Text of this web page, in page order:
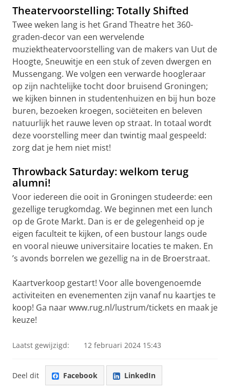
Theatervoorstelling: Totally Shifted
Twee weken lang is het Grand Theatre het 360-
graden-decor van een wervelende
muziektheatervoorstelling van de makers van Uut de
Hoogte, Sneuwitje en een stuk of zeven dwergen en
Mussengang. We volgen een verwarde hoogleraar
op zijn nachtelijke tocht door bruisend Groningen;
we kijken binnen in studentenhuizen en bij hun boze
buren, bezoeken kroegen, sociëteiten en beleven
natuurlijk het rauwe leven op straat. In totaal wordt
deze voorstelling meer dan twintig maal gespeeld:
zorg dat je hem niet mist!
Throwback Saturday: welkom terug
alumni!
Voor iedereen die ooit in Groningen studeerde: een
gezellige terugkomdag. We beginnen met een lunch
op de Grote Markt. Dan is er de gelegenheid op je
eigen faculteit te kijken, of een bustour langs oude
en vooral nieuwe universitaire locaties te maken. En
’s avonds borrelen we gezellig na in de Broerstraat.
Kaartverkoop gestart! Voor alle bovengenoemde
activiteiten en evenementen zijn vanaf nu kaartjes te
koop! Ga naar www.rug.nl/lustrum/tickets en maak je
keuze!
Laatst gewijzigd: 12 februari 2024 15:43
Deel dit Facebook LinkedIn